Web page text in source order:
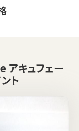
アキュフェー
ト